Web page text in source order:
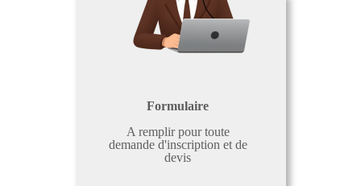
Formulaire
A remplir pour toute
demande d'inscription et de
devis